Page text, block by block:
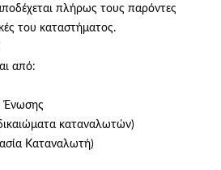
πλήρως τους παρόντες
του καταστήματος.
από:
Ένωσης
καταναλωτών)
Καταναλωτή)